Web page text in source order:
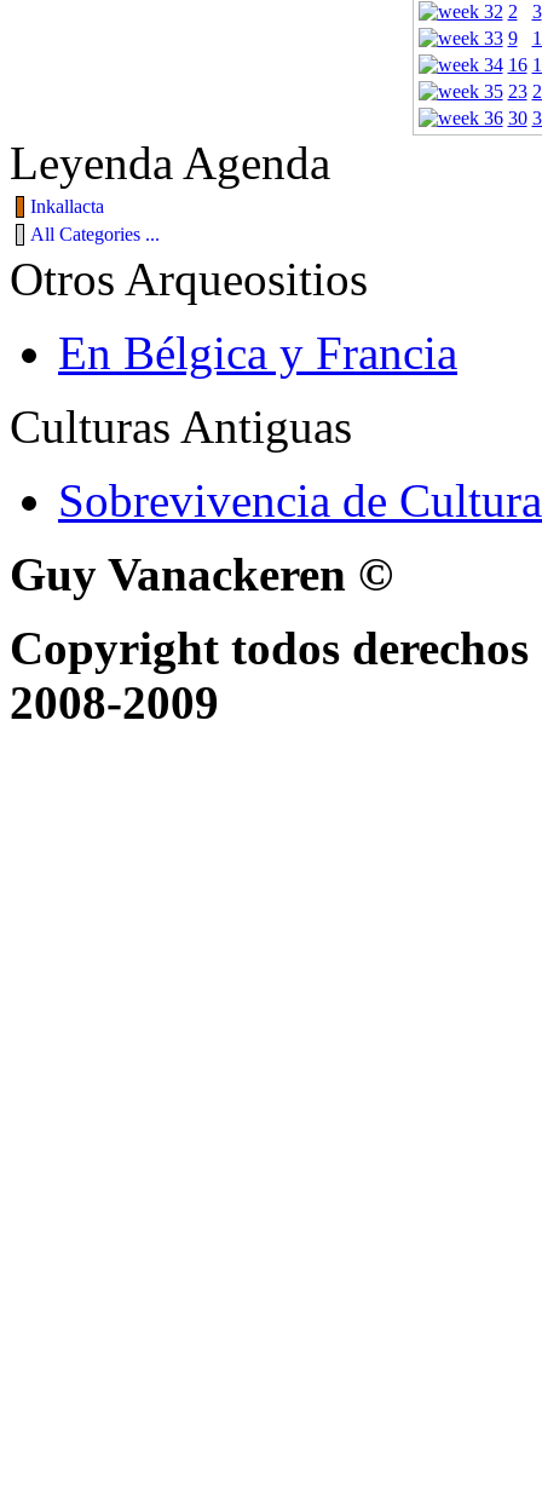
2
3
9
16
23
30
Leyenda Agenda
Inkallacta
All Categories ...
Otros Arqueositios
En Bélgica y Francia
Culturas Antiguas
Sobrevivencia de
Guy Vanackeren ©
Copyright todos
2008-2009